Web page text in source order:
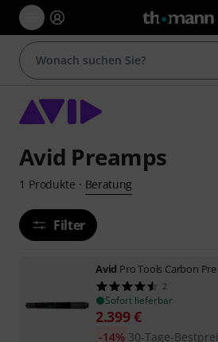
Avid Preamps
1 Produkte · Beratung
Filter
Avid Pro Tools Carbon Pre
2
Sofort lieferbar
2.399€
30-Tage-
-14%